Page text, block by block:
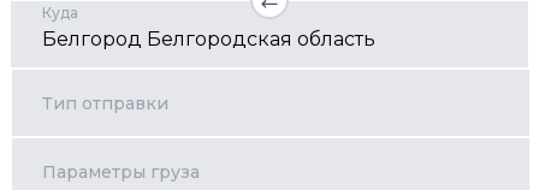
Куда
Тип отправки
Параметры груза